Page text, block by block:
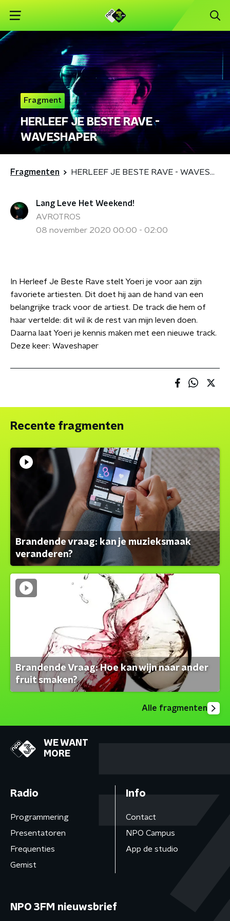
Fragment
HERLEEF JE BESTE RAVE -
WAVESHAPER
Fragmenten HERLEEF JE BESTE RAVE - WAVESHAPER
Lang Leve Het Weekend!
AVROTROS
08 november 2020 00:00 - 02:00
In Herleef Je Beste Rave stelt Yoeri je voor aan zijn
favoriete artiesten. Dit doet hij aan de hand van een
belangrijke track voor de artiest. De track die hem of
haar vertelde: dit wil ik de rest van mijn leven doen.
Daarna laat Yoeri je kennis maken met een nieuwe track.
Deze keer: Waveshaper
Recente fragmenten
Brandende vraag: kan je muzieksmaak
veranderen?
Brandende Vraag: Hoe kan wijn naar ander
fruit smaken?
Alle fragmenten
WE WANT
MORE
Radio
Programmering
Presentatoren
Frequenties
Gemist
Info
Contact
NPO Campus
App de studio
NPO 3FM nieuwsbrief